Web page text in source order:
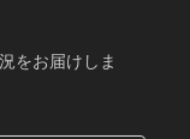
をお届けしま